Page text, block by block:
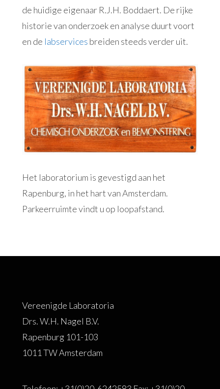
de huidige eigenaar R.J.H. Boddaert. De rijke
historie van onderzoek en analyse duurt voort
en de labservices breiden steeds verder uit.
Het laboratorium is gevestigd aan het
Rapenburg, in het hart van Amsterdam.
Parkeerruimte vindt u op loopafstand.
Vereenigde Laboratoria
Drs. W.H. Nagel B.V.
Rapenburg 101-103
1011 TW Amsterdam